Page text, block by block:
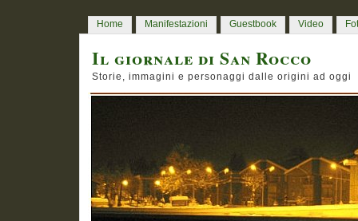
Home Manifestazioni Guestbook Video
Il giornale di San Rocco
Storie, immagini e personaggi dalle origini ad oggi